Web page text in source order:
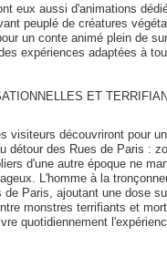
eux aussi d'animations
peuplé de créatures
un conte animé plein de
expériences adaptées à
ET
visiteurs découvriront pour
détour des Rues de Paris :
d'une autre époque ne
L'homme à la
de Paris, ajoutant une dose
monstres terrifiants et
quotidiennement